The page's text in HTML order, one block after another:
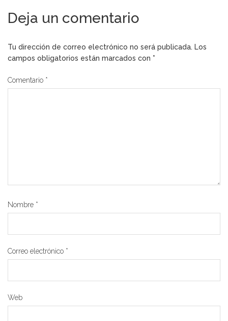
Deja un comentario
Tu dirección de correo electrónico no será publicada. Los
campos obligatorios están marcados con *
Comentario *
Nombre *
Correo electrónico *
Web